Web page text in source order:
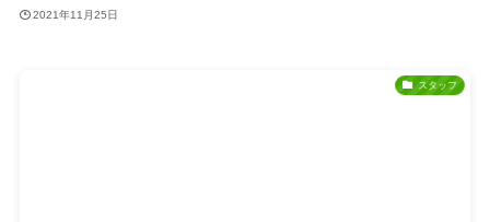
2021年11月25日
スタッフ